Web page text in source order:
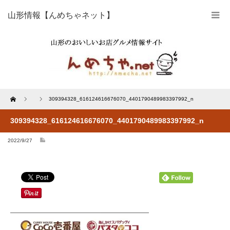
山形情報【んめちゃネット】
Home 309394328_616124616676070_4401790489983397992_n
309394328_616124616676070_4401790489983397992_n
2022/9/27